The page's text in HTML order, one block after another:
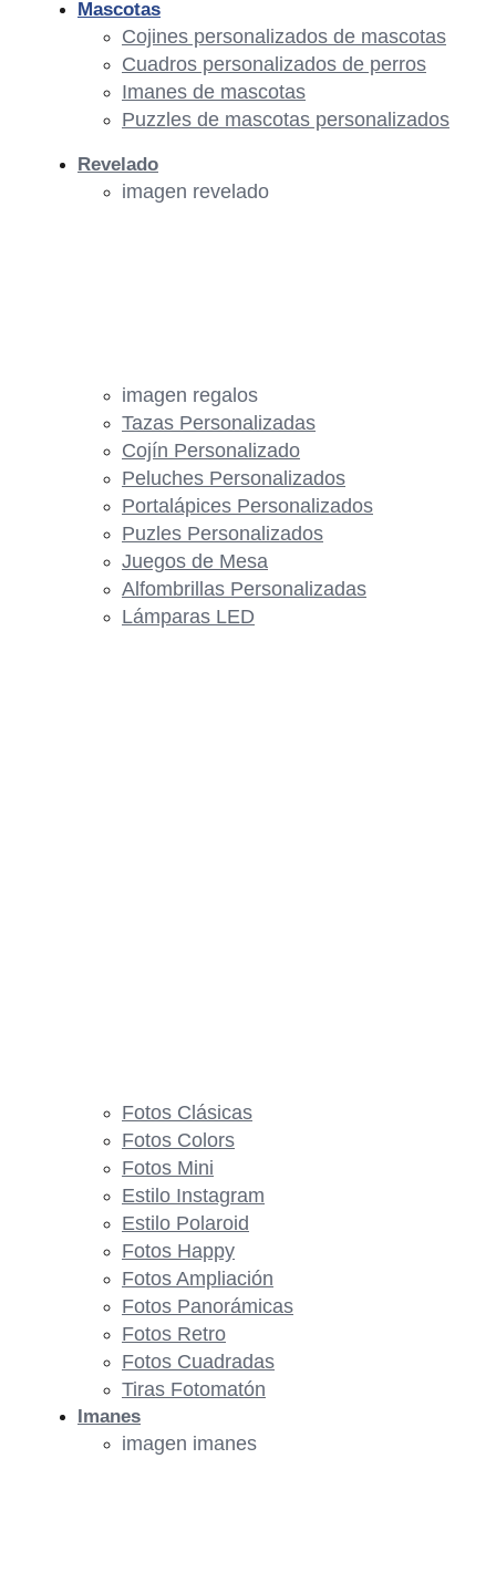
imagen regalos
Tazas Personalizadas
Cojín Personalizado
Peluches Personalizados
Portalápices Personalizados
Puzles Personalizados
Juegos de Mesa
Alfombrillas Personalizadas
Lámparas LED
Mascotas
Cojines personalizados de mascotas
Cuadros personalizados de perros
Imanes de mascotas
Puzzles de mascotas personalizados
Revelado
imagen revelado
Fotos Clásicas
Fotos Colors
Fotos Mini
Estilo Instagram
Estilo Polaroid
Fotos Happy
Fotos Ampliación
Fotos Panorámicas
Fotos Retro
Fotos Cuadradas
Tiras Fotomatón
Imanes
imagen imanes